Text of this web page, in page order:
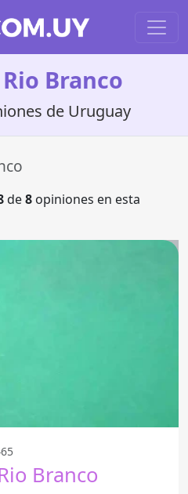
Branco
de Uruguay
de8 opiniones en esta
Branco